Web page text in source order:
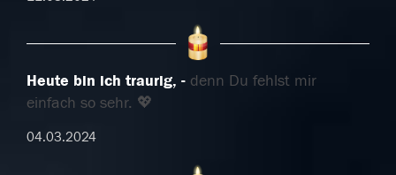
Heute bin ich traurig,
denn Du fehlst mir
einfach so sehr. 💖
04.03.2024